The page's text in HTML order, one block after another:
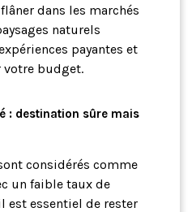
dans les marchés
naturels
payantes et
budget.
: destination sûre mais
considérés comme
un faible taux de
est essentiel de rester